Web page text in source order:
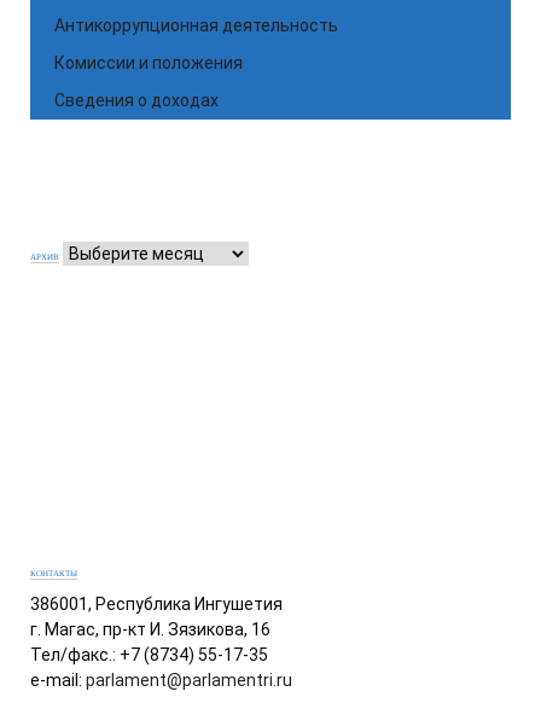
Антикоррупционная деятельность
Комиссии и положения
Сведения о доходах
АРХИВ
КОНТАКТЫ
386001, Республика Ингушетия
г. Магас, пр-кт И. Зязикова, 16
Тел/факс.: +7 (8734) 55-17-35
e-mail: parlament@parlamentri.ru